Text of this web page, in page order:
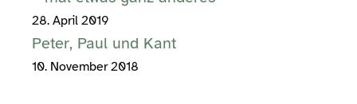
28. April 2019
Peter, Paul und Kant
10. November 2018